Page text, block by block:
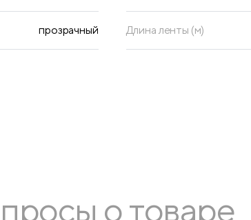
прозрачный Длина ленты (м)
о товаре